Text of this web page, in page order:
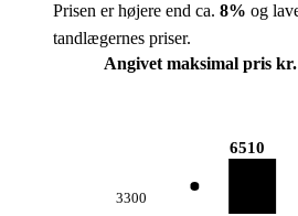
Prisen er højere end ca. 8% og
tandlægernes priser.
Angivet maksimal pris kr.
3300
6510